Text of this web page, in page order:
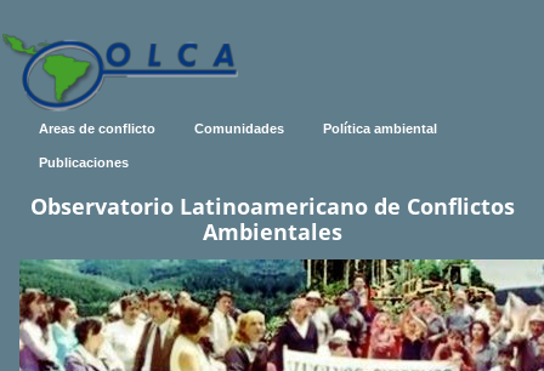
Areas de conflicto Comunidades Política ambiental
Publicaciones
Observatorio Latinoamericano de Conflictos
Ambientales